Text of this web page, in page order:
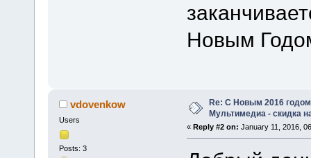
Новым
vdovenkow
Users
Posts: 3
Re: C Новым 2016
Мультимедиа - скидка
« Reply #2 on: January 11, 2016,